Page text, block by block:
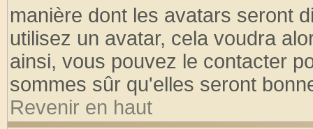
manière dont les avatars seront
utilisez un avatar, cela voudra
ainsi, vous pouvez le contacter
sommes sûr qu'elles seront
Revenir en haut